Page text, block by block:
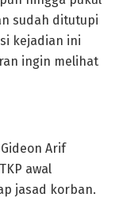
sudah ditutupi
kejadian ini
ingin melihat
Arif
awal
jasad korban.